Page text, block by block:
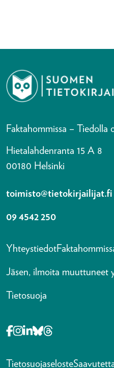
Faktahommissa – Tiedolla
Hietalahdenranta 15 A 8
00180 Helsinki
toimisto@tietokirjailijat.fi
09 4542 250
Yhteystiedot
Jäsen, ilmoita muuttuneet
Tietosuoja
Opens in a new tab
Opens in a new tab
Opens in a new tab
Opens in a new
Tietosuojaseloste